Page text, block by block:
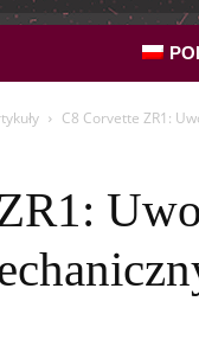
C8 Corvette ZR1: